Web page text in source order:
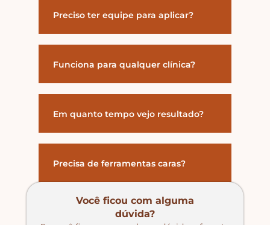
Preciso ter equipe para aplicar?
Funciona para qualquer clínica?
Em quanto tempo vejo resultado?
Precisa de ferramentas caras?
Você ficou com alguma
dúvida?